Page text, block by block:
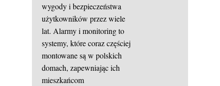
wygody i bezpieczeństwa
użytkowników przez wiele
lat. Alarmy i monitoring to
systemy, które coraz częściej
montowane są w polskich
domach, zapewniając ich
mieszkańcom